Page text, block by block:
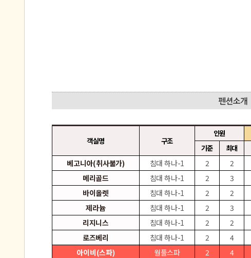
객실명 구조
인원
기준
최대
베고니아(취사불가) 침대 하나-1 2 2
메리골드
침대 하나-1 2 3
바이올렛
침대 하나-1 2 2
제라늄
침대 하나-1 2 3
리지니스
침대 하나-1 2 2
로즈베리
침대 하나-1 2 4
아이비(스파)
월풀스파 2 4